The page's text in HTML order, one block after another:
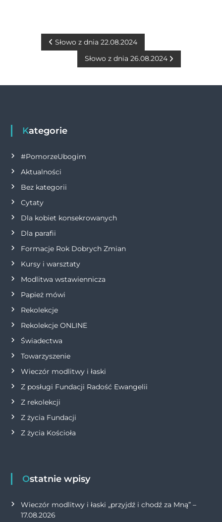
b
k
n
g
r
A
p
n
N
w
g
a
c
j
a
w
p
i
s
u
Słowo z dnia 22.08.2024
Słowo z dnia 26.08.2024
Kategorie
#PomorzeUbogim
Aktualności
Bez kategorii
Cytaty
Dla kobiet konsekrowanych
Dla parafii
Formacje Rok Dobrych Zmian
Kursy i warsztaty
Modlitwa wstawiennicza
Papież mówi
Rekolekcje
Rekolekcje ONLINE
Świadectwa
Towarzyszenie
Wieczór modlitwy i łaski
Z posługi Fundacji Radość Ewangelii
Z rekolekcji
Z życia Fundacji
Z życia Kościoła
Ostatnie wpisy
Wieczór modlitwy i łaski „przyjdź i chodź za Mną” –
17.08.2026